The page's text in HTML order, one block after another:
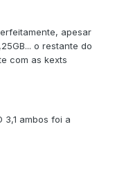
apesar
o restante do
com as kexts
3,1 ambos foi a